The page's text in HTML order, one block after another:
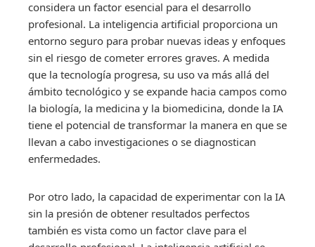
considera un factor esencial para el desarrollo
profesional. La inteligencia artificial proporciona un
entorno seguro para probar nuevas ideas y enfoques
sin el riesgo de cometer errores graves. A medida
que la tecnología progresa, su uso va más allá del
ámbito tecnológico y se expande hacia campos como
la biología, la medicina y la biomedicina, donde la IA
tiene el potencial de transformar la manera en que se
llevan a cabo investigaciones o se diagnostican
enfermedades.
Por otro lado, la capacidad de experimentar con la IA
sin la presión de obtener resultados perfectos
también es vista como un factor clave para el